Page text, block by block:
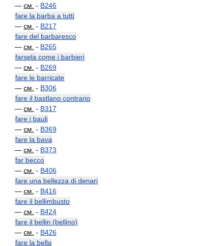
— см. - B246
fare la barba a tutti
— см. - B217
fare del barbaresco
— см. - B265
farsela come i barbieri
— см. - B269
fare le barricate
— см. - B306
fare il bastlano contrario
— см. - B317
fare i bauli
— см. - B369
fare la bava
— см. - B373
far becco
— см. - B406
fare una bellezza di denari
— см. - B416
fare il bellimbusto
— см. - B424
fare il bellin (bellino)
— см. - B426
fare la bella